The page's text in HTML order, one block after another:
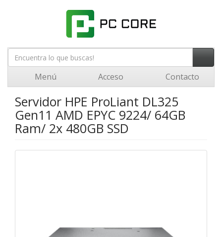
Menú Acceso Contacto
Servidor HPE ProLiant DL325
Gen11 AMD EPYC 9224/ 64GB
Ram/ 2x 480GB SSD